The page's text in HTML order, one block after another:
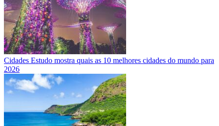
Cidades Estudo mostra quais as 10 melhores cidades do mundo para
2026